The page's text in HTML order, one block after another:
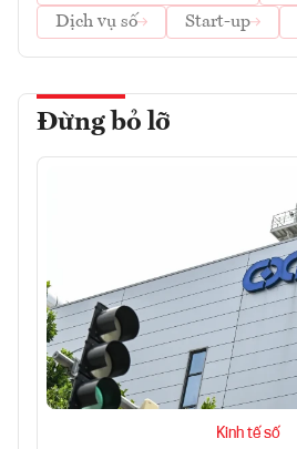
Dịch vụ số
Start-up
Đừng bỏ lỡ
Kinh tế số